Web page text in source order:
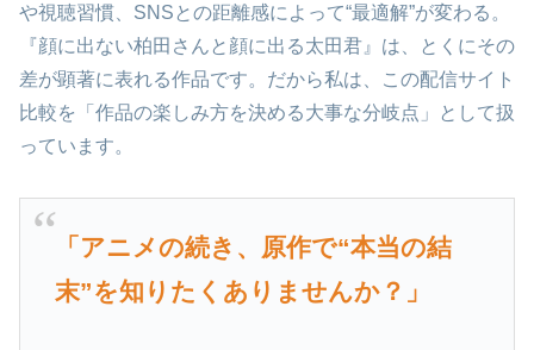
や視聴習慣、SNSとの距離感によって“最適解”が変わる。
『顔に出ない柏田さんと顔に出る太田君』は、とくにその
差が顕著に表れる作品です。だから私は、この配信サイト
比較を「作品の楽しみ方を決める大事な分岐点」として扱
っています。
「アニメの続き、原作で“本当の結
末”を知りたくありませんか？」